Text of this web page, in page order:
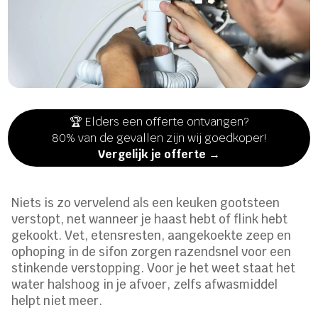
🏆 Elders een offerte ontvangen?
80% van de gevallen zijn wij goedkoper!
Vergelijk je offerte →
Niets is zo vervelend als een keuken gootsteen
verstopt, net wanneer je haast hebt of flink hebt
gekookt. Vet, etensresten, aangekoekte zeep en
ophoping in de sifon zorgen razendsnel voor een
stinkende verstopping. Voor je het weet staat het
water halshoog in je afvoer, zelfs afwasmiddel
helpt niet meer.